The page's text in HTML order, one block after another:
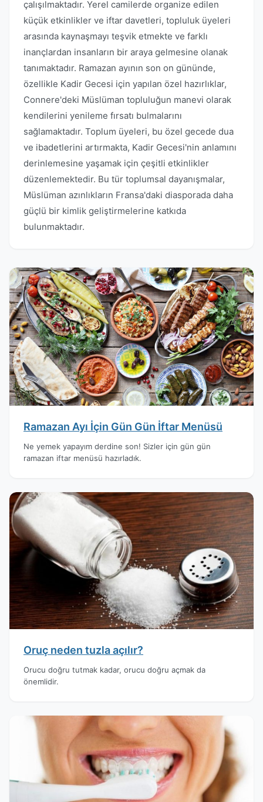
çalışılmaktadır. Yerel camilerde organize edilen
küçük etkinlikler ve iftar davetleri, topluluk üyeleri
arasında kaynaşmayı teşvik etmekte ve farklı
inançlardan insanların bir araya gelmesine olanak
tanımaktadır. Ramazan ayının son on gününde,
özellikle Kadir Gecesi için yapılan özel hazırlıklar,
Connere'deki Müslüman topluluğun manevi olarak
kendilerini yenileme fırsatı bulmalarını
sağlamaktadır. Toplum üyeleri, bu özel gecede dua
ve ibadetlerini artırmakta, Kadir Gecesi'nin anlamını
derinlemesine yaşamak için çeşitli etkinlikler
düzenlemektedir. Bu tür toplumsal dayanışmalar,
Müslüman azınlıkların Fransa'daki diasporada daha
güçlü bir kimlik geliştirmelerine katkıda
bulunmaktadır.
Ramazan Ayı İçin Gün Gün İftar Menüsü
Ne yemek yapayım derdine son! Sizler için gün gün
ramazan iftar menüsü hazırladık.
Oruç neden tuzla açılır?
Orucu doğru tutmak kadar, orucu doğru açmak da
önemlidir.